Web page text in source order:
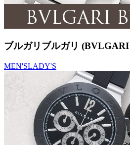
ブルガリブルガリ
MEN'SLADY'S